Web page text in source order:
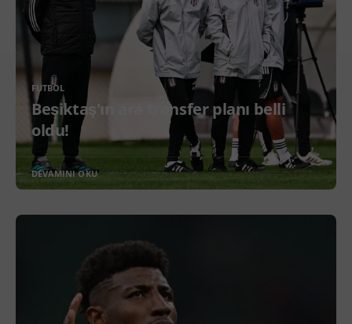
FUTBOL
Beşiktaş'ın ara transfer planı belli
oldu!
DEVAMINI OKU